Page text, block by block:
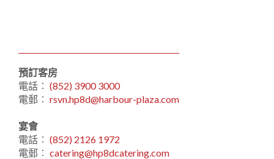
預訂客房
電話︰ (852) 3900 3000
電郵︰ rsvn.hp8d@harbour-plaza.com
宴會
電話︰ (852) 2126 1972
電郵︰ catering@hp8dcatering.com